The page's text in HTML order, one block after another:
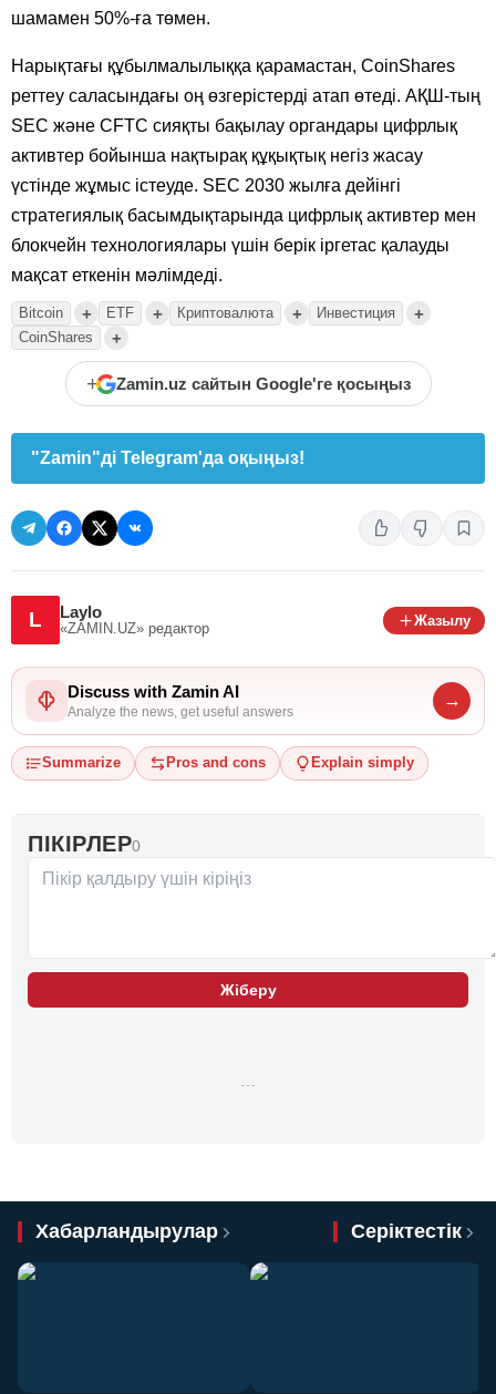
шамамен 50%-ға төмен.
Нарықтағы құбылмалылыққа қарамастан, CoinShares
реттеу саласындағы оң өзгерістерді атап өтеді. АҚШ-тың
SEC және CFTC сияқты бақылау органдары цифрлық
активтер бойынша нақтырақ құқықтық негіз жасау
үстінде жұмыс істеуде. SEC 2030 жылға дейінгі
стратегиялық басымдықтарында цифрлық активтер мен
блокчейн технологиялары үшін берік іргетас қалауды
мақсат еткенін мәлімдеді.
Bitcoin + ETF + Криптовалюта + Инвестиция +
CoinShares +
+ Zamin.uz сайтын Google'ге қосыңыз
"Zamin"ді Telegram'да оқыңыз!
L Laylo
«ZAMIN.UZ» редактор
Жазылу
Discuss with Zamin AI
Analyze the news, get useful answers
→
Summarize Pros and cons Explain simply
ПІКІРЛЕР0
Жіберу
…
Хабарландырулар Серіктестік